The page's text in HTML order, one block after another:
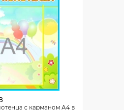
с карманом А4 в